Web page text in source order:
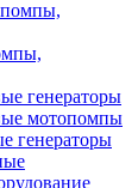
генераторы
мотопомпы
генераторы